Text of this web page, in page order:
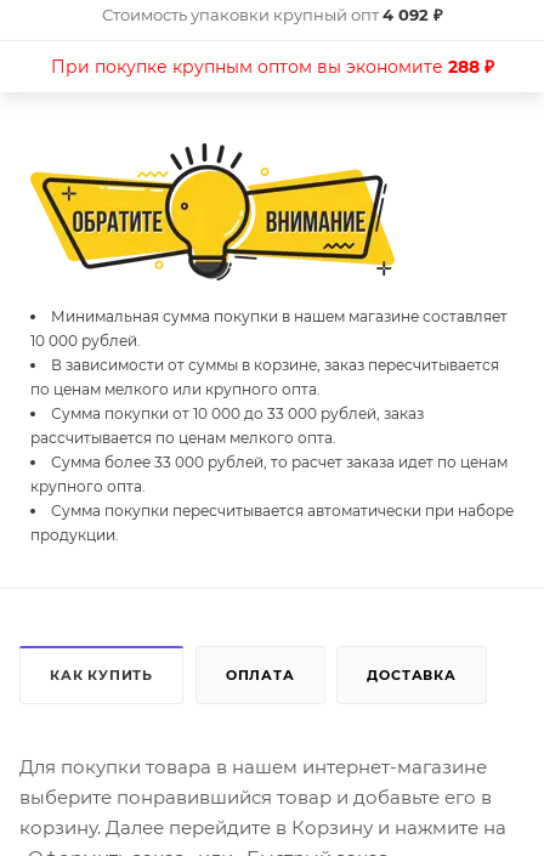
Стоимость упаковки крупный опт4 092 ₽
При покупке крупным оптом вы экономите 288 ₽
Минимальная сумма покупки в нашем магазине составляет
10 000 рублей.
В зависимости от суммы в корзине, заказ пересчитывается
по ценам мелкого или крупного опта.
Сумма покупки от 10 000 до 33 000 рублей, заказ
рассчитывается по ценам мелкого опта.
Сумма более 33 000 рублей, то расчет заказа идет по ценам
крупного опта.
Сумма покупки пересчитывается автоматически при наборе
продукции.
КАК КУПИТЬ ОПЛАТА ДОСТАВКА
Для покупки товара в нашем интернет-магазине
выберите понравившийся товар и добавьте его в
корзину. Далее перейдите в Корзину и нажмите на